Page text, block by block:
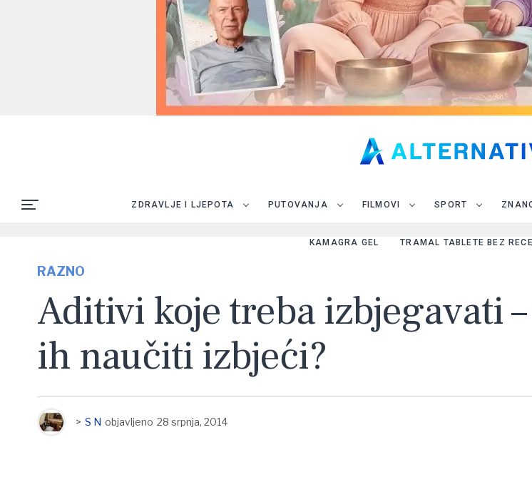
ZDRAVLJE I LJEPOTA PUTOVANJA FILMOVI SPORT
KAMAGRA GEL TRAMAL TABLETE BEZ
RAZNO
Aditivi koje treba izbjegavati
ih naučiti izbjeći?
> S N objavljeno 28 srpnja, 2014